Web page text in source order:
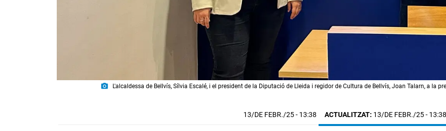
photo_camera L'alcaldessa de Bellvís, Sílvia Escalé, i el president de la Diputació de Lleida i regidor de Cultura de Bellvís, Joan Talarn, a la
13/DE FEBR./25- 13:38 ACTUALITZAT: 13/DE FEBR./25 - 13:38